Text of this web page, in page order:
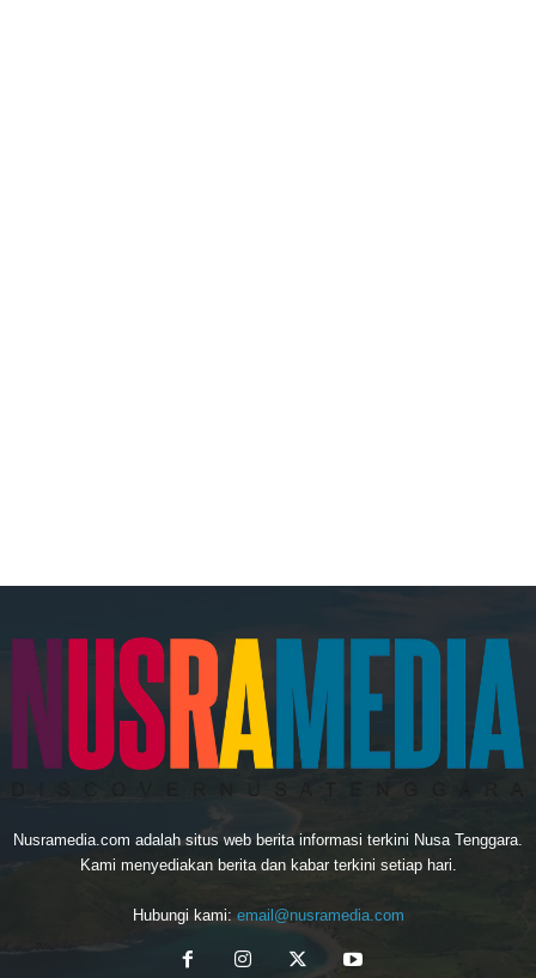
Nusramedia.com adalah situs web berita informasi terkini Nusa Tenggara.
Kami menyediakan berita dan kabar terkini setiap hari.
Hubungi kami: email@nusramedia.com